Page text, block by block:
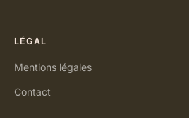
LÉGAL
Mentions légales
Contact